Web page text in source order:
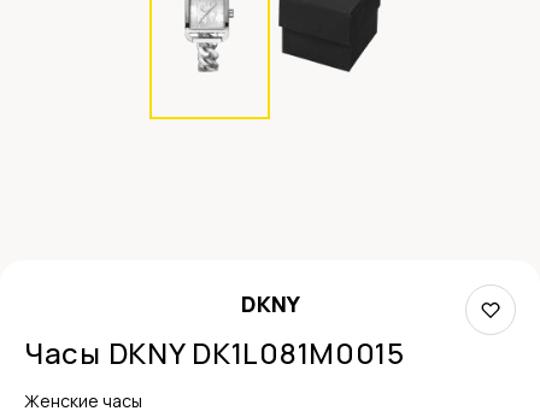
DKNY
Часы DKNY DK1L081M0015
Женские часы